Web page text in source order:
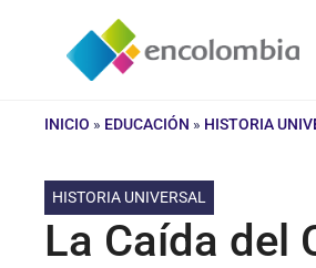
contenido
INICIO » EDUCACIÓN » HISTORIA
HISTORIA UNIVERSAL
La Caída del